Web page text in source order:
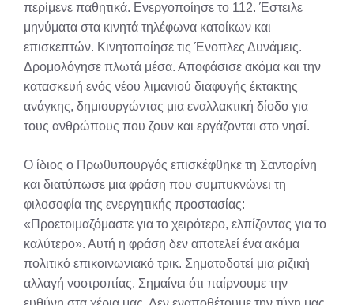
περίμενε παθητικά. Ενεργοποίησε το 112. Έστειλε
μηνύματα στα κινητά τηλέφωνα κατοίκων και
επισκεπτών. Κινητοποίησε τις Ένοπλες Δυνάμεις.
Δρομολόγησε πλωτά μέσα. Αποφάσισε ακόμα και την
κατασκευή ενός νέου λιμανιού διαφυγής έκτακτης
ανάγκης, δημιουργώντας μια εναλλακτική δίοδο για
τους ανθρώπους που ζουν και εργάζονται στο νησί.
Ο ίδιος ο Πρωθυπουργός επισκέφθηκε τη Σαντορίνη
και διατύπωσε μια φράση που συμπυκνώνει τη
φιλοσοφία της ενεργητικής προστασίας:
«Προετοιμαζόμαστε για το χειρότερο, ελπίζοντας για το
καλύτερο». Αυτή η φράση δεν αποτελεί ένα ακόμα
πολιτικό επικοινωνιακό τρικ. Σηματοδοτεί μια ριζική
αλλαγή νοοτροπίας. Σημαίνει ότι παίρνουμε την